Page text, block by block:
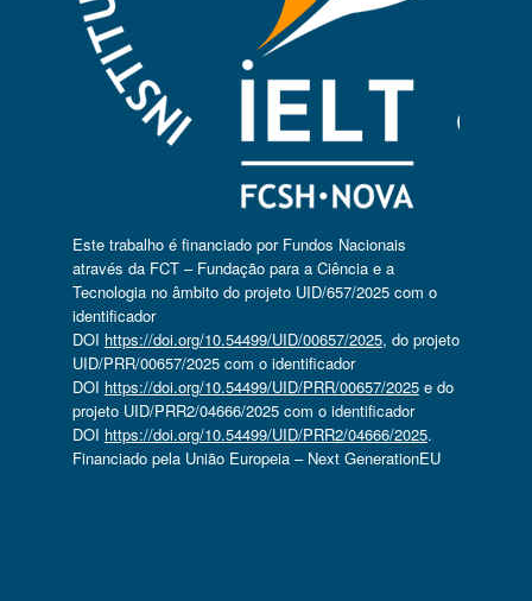
Este trabalho é financiado por Fundos Nacionais
através da FCT – Fundação para a Ciência e a
Tecnologia no âmbito do projeto UID/657/2025 com o
identificador
DOI https://doi.org/10.54499/UID/00657/2025, do projeto
UID/PRR/00657/2025 com o identificador
DOI https://doi.org/10.54499/UID/PRR/00657/2025e do
projeto UID/PRR2/04666/2025 com o identificador
DOI https://doi.org/10.54499/UID/PRR2/04666/2025.
Financiado pela União Europeia – Next GenerationEU